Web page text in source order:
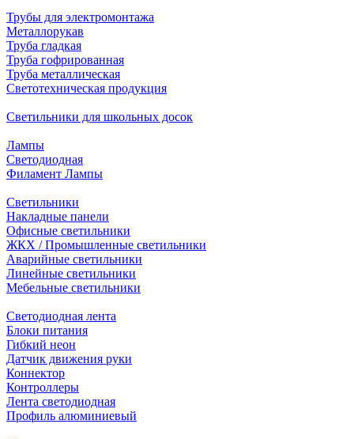
Трубы для электромонтажа
Металлорукав
Труба гладкая
Труба гофрированная
Труба металлическая
Светотехническая продукция
Светильники для школьных досок
Лампы
Светодиодная
Филамент Лампы
Светильники
Накладные панели
Офисные светильники
ЖКХ / Промышленные светильники
Аварийные светильники
Линейные светильники
Мебельные светильники
Светодиодная лента
Блоки питания
Гибкий неон
Датчик движения руки
Коннектор
Контроллеры
Лента светодиодная
Профиль алюминиевый